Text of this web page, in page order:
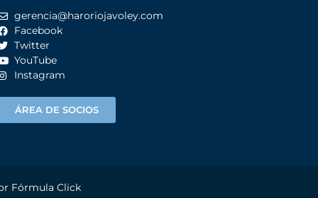
gerencia@haroriojavoley.com
Facebook
Twitter
YouTube
Instagram
ÁREA DE SOCIOS
Fórmula Click